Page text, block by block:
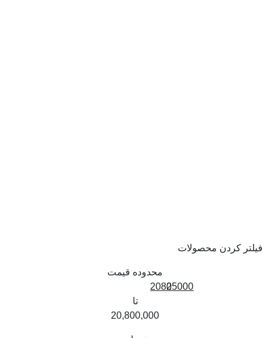
فیلتر کردن محصولات
محدوده قیمت
0
20825000
تا
20,800,000